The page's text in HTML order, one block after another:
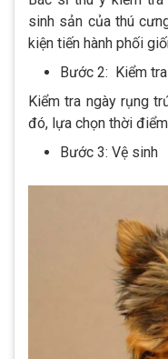
sinh sản của thú
kiện tiến hành phối
Bước 2: Kiểm
Kiểm tra ngày rụng
đó, lựa chọn thời
Bước 3: Vệ sinh